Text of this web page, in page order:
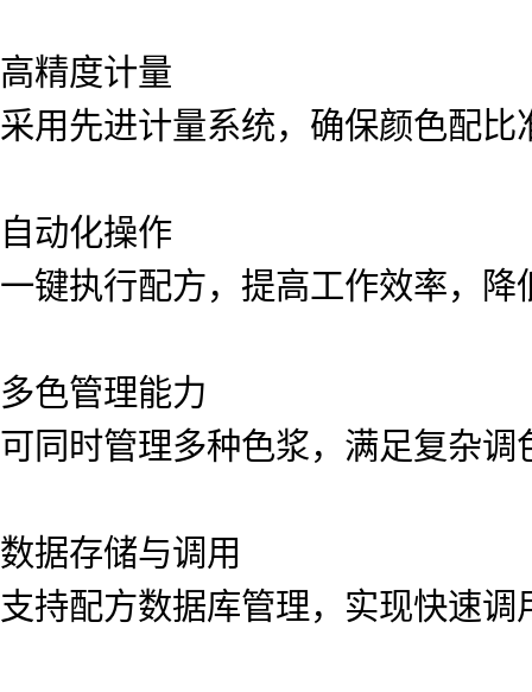
高精度计量
采用先进计量系统，确保颜色配比
自动化操作
一键执行配方，提高工作效率，降
多色管理能力
可同时管理多种色浆，满足复杂调
数据存储与调用
支持配方数据库管理，实现快速调